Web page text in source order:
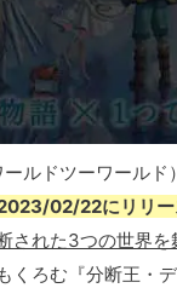
ルドツーワールド
02/22にリリー
された3つの世界を
くろむ『分断王・